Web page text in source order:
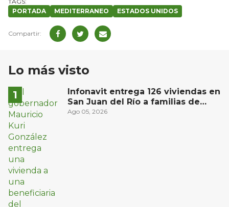
PORTADA MEDITERRANEO ESTADOS UNIDOS
Lo más visto
Infonavit entrega 126 viviendas en
San Juan del Río a familias de
bajos ingresos
Ago 05, 2026